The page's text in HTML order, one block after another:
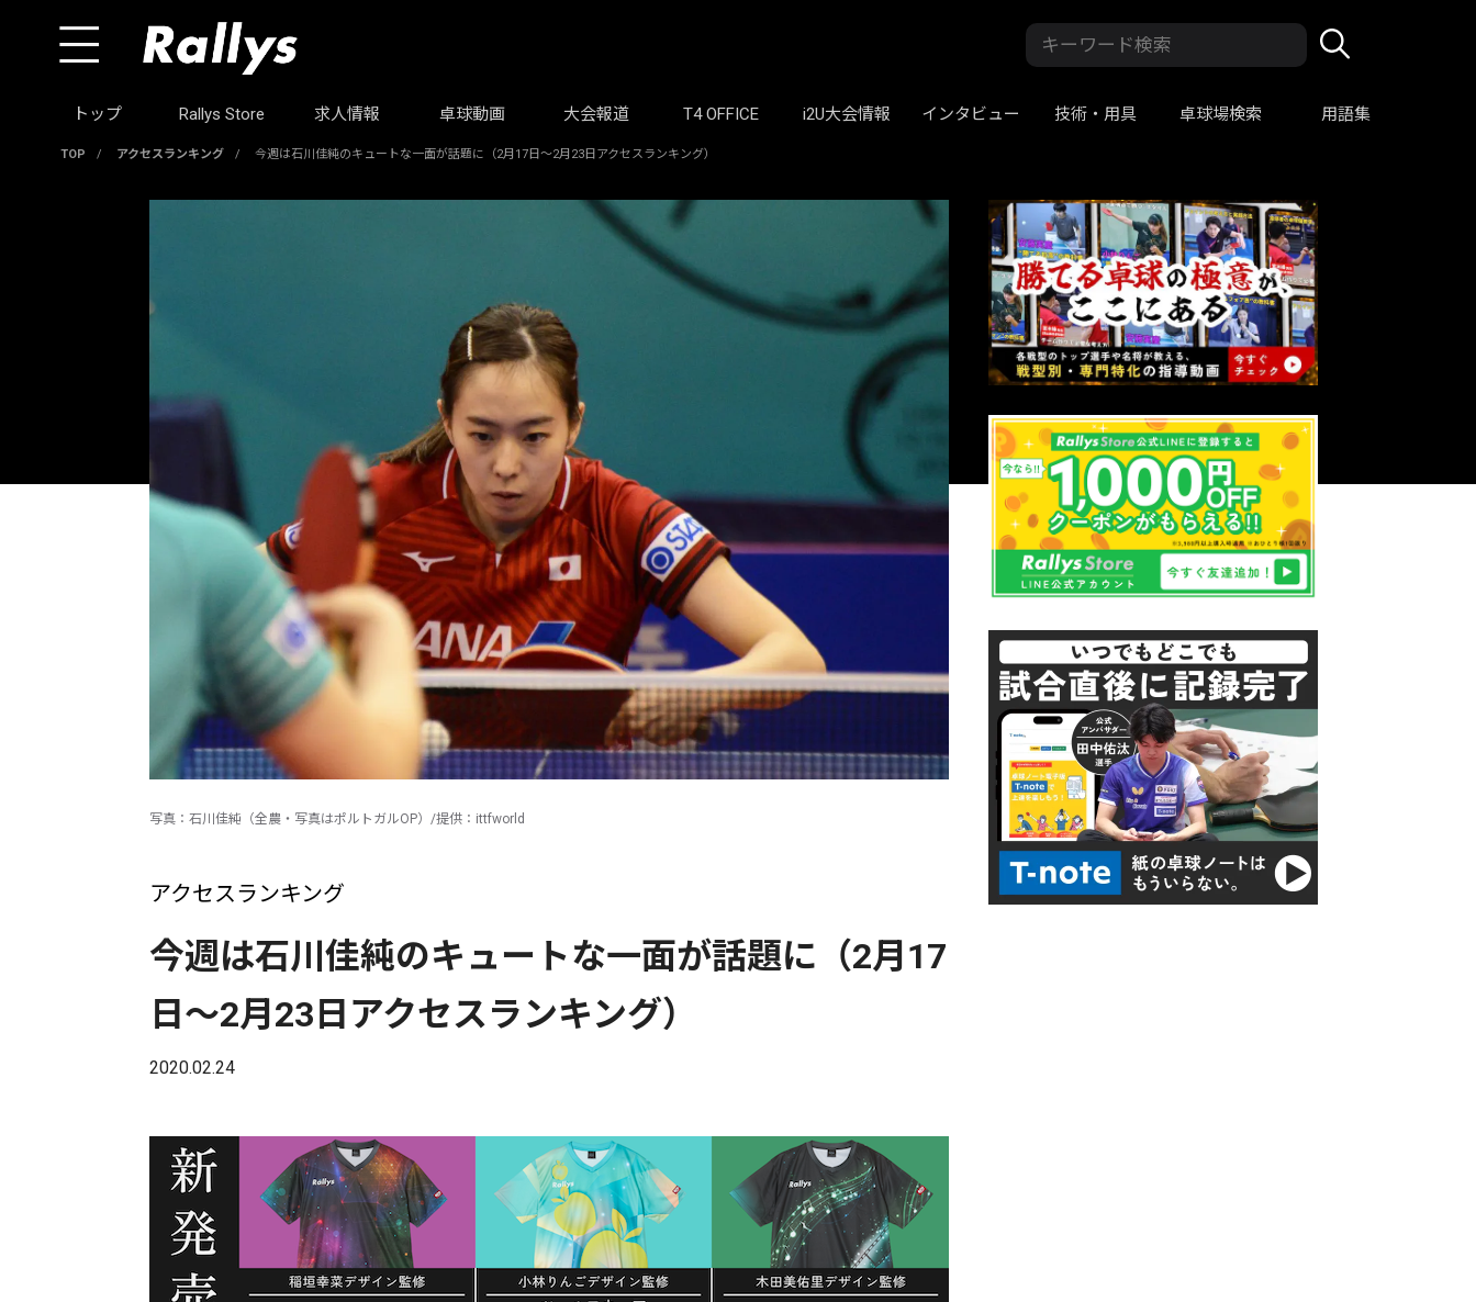
トップ Rallys Store 求人情報 卓球動画 大会報道 T4 OFFICE i2U大会情報 インタビュー 技術・用具 卓球場検索 用語集
TOP / アクセスランキング / 今週は石川佳純のキュートな一面が話題に（2月17日〜2月23日アクセスランキング）
写真：石川佳純（全農・写真はポルトガルOP）/提供：ittfworld
アクセスランキング
今週は石川佳純のキュートな一面が話題に（2月17
日〜2月23日アクセスランキング）
2020.02.24